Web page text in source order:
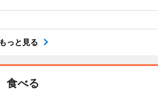
もっと見る
食べる